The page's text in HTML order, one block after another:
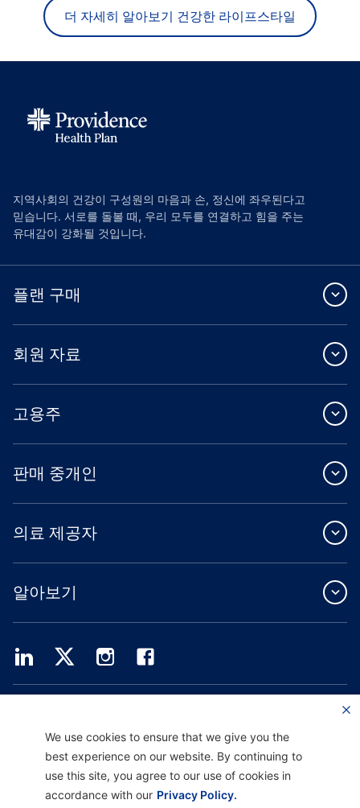
더 자세히 알아보기 건강한 라이프스타일
지역사회의 건강이 구성원의 마음과 손, 정신에 좌우된다고
믿습니다. 서로를 돌볼 때, 우리 모두를 연결하고 힘을 주는
유대감이 강화될 것입니다.
플랜 구매
회원 자료
고용주
판매 중개인
의료 제공자
알아보기
Providence Health Assurance는 Medicare 및 Oregon Health Plan 계약을 체결한
은 계약 갱신에 따라 달라집니다.
We use cookies to ensure that we give you the
best experience on our website. By continuing to
use this site, you agree to our use of cookies in
accordance with our Privacy Policy.